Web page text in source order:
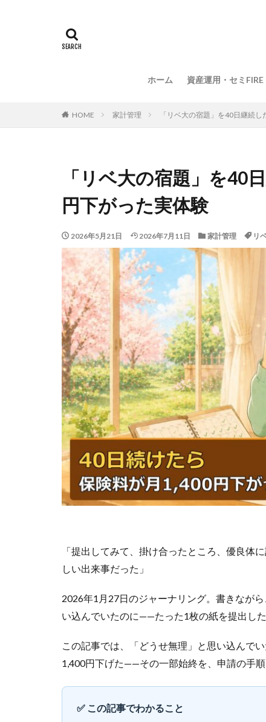
ホーム 資産運用・セミFIRE
HOME 家計管理 「リベ大の宿題」を40日継続
「リベ大の宿題」を40
円下がった実体験
2026年5月21日 2026年7月11日 家計管理 リ
「提出してみて、掛け合ったところ、優良体
しい出来事だった」
2026年1月27日のジャーナリング。書きなが
い込んでいたのに——たった1枚の紙を提出し
この記事では、「どうせ無理」と思い込んで
1,400円下げた——その一部始終を、申請の手順
✅ この記事でわかること